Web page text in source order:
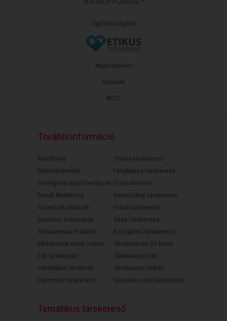
Ügyfélszolgálat
ÁSZF
Adatvédelem
Cookiek
További információ
Randiblog
Sikertörténetek
Intelligens ajánlórendszer
Randi Akadémia
Facebook oldalunk
Szerelmi horoszkóp
Társkeresés mobilon
Párkeresők most online
Elit társkereső
Válófélben lévőknek
Diplomás társkereső
Online társkereső
Fényképes társkereső
Új társkereső
Keresztény társkereső
Fiatal társkereső
30as társkereső
Középkorú társkereső
Társkeresés 50 felett
Társkereső nők
Társkereső férfiak
Szerelem első keresésre
Tematikus társkereső